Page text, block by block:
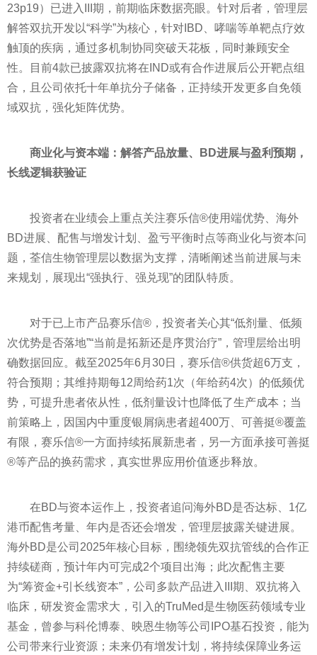
23p19）已进入III期，前期临床数据亮眼。针对后者，管理层
解答双抗开发以“科学”为核心，针对IBD、哮喘等单靶点疗效
触顶的疾病，通过多机制协同突破天花板，同时兼顾安全
性。目前4款已披露双抗将在IND或有合作进展后公开靶点组
合，且公司依托十年单抗分子储备，正持续开发更多自免领
域双抗，强化矩阵优势。
商业化与资本端：解答产品放量、BD进展与盈利预期，
长线逻辑获验证
投资者在业绩会上重点关注赛乐信®使用端优势、海外
BD进展、配售与增发计划、盈亏平衡时点等商业化与资本问
题，荃信生物管理层以数据为支撑，清晰阐述当前进展与未
来规划，展现出“强执行、强兑现”的团队特质。
对于已上市产品赛乐信®，投资者关心其“低剂量、低频
次优势是否落地”“当前是拓新还是序贯治疗”，管理层给出明
确数据回应。截至2025年6月30日，赛乐信®供货超6万支，
符合预期；其维持期每12周给药1次（年给药4次）的低频优
势，可提升患者依从性，低剂量设计也降低了生产成本；当
前策略上，因国内中重度银屑病患者超400万、可善挺®覆盖
有限，赛乐信®一方面持续拓展新患者，另一方面承接可善挺
®等产品的换药需求，真实世界应用价值逐步释放。
在BD与资本运作上，投资者追问海外BD是否达标、1亿
港币配售考量、年内是否还会增发，管理层披露关键进展。
海外BD是公司2025年核心目标，围绕领先双抗管线的合作正
持续磋商，预计年内可完成2个项目出海；此次配售主要
为“筹资金+引长线资本”，公司多款产品进入III期、双抗将入
临床，研发资金需求大，引入的TruMed是生物医药领域专业
基金，曾参与科伦博泰、映恩生物等公司IPO基石投资，能为
公司带来行业资源；未来仍有增发计划，将持续保障业务运